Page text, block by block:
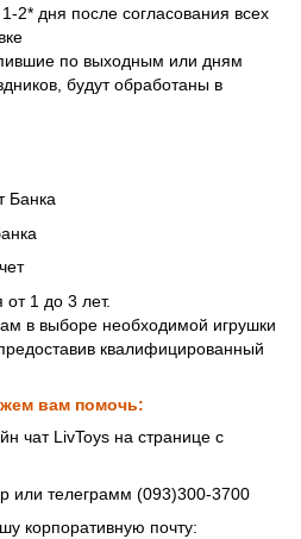
1-2* дня после согласования всех
по выходным или дням
будут обработаны в
Банка
от 1 до 3 лет.
в выборе необходимой игрушки
квалифицированный
вам помочь:
чат LivToys на странице с
или телеграмм (093)300-3700
корпоративную почту: